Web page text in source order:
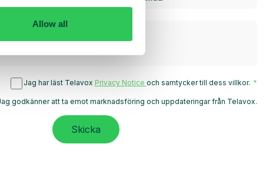
Allow all
Jag har läst Telavox Privacy Notice och samtycker till dess villkor.
godkänner att ta emot marknadsföring och uppdateringar från Telavox.
Skicka